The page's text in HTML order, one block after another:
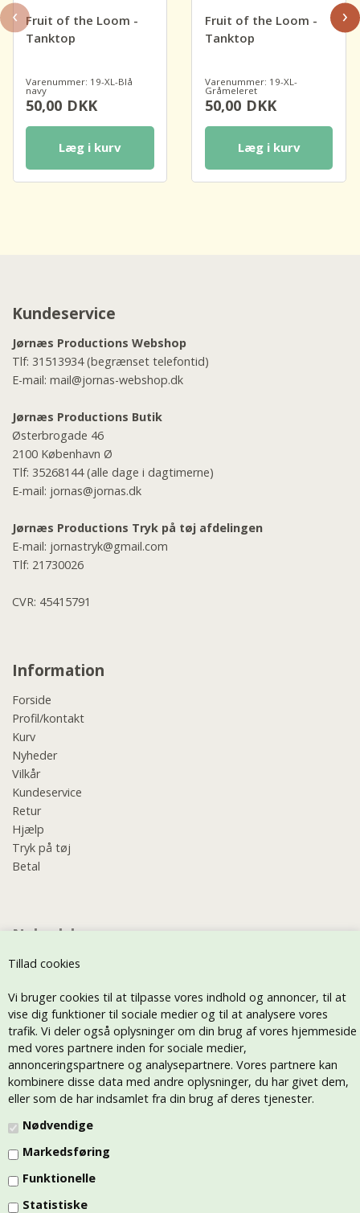
Tillad cookies
Vi bruger cookies til at tilpasse vores indhold og annoncer, til at
vise dig funktioner til sociale medier og til at analysere vores
trafik. Vi deler også oplysninger om din brug af vores hjemmeside
med vores partnere inden for sociale medier,
annonceringspartnere og analysepartnere. Vores partnere kan
kombinere disse data med andre oplysninger, du har givet dem,
eller som de har indsamlet fra din brug af deres tjenester.
Nødvendige
Markedsføring
Funktionelle
Statistiske
Fruit of the Loom -
Tanktop
Varenummer: 19-XL-Blå
navy
50,00DKK
Læg i kurv
Fruit of the Loom -
Tanktop
Varenummer: 19-XL-
Gråmeleret
50,00DKK
Læg i kurv
‹ ›
Kundeservice
Jørnæs Productions Webshop
Tlf: 31513934(begrænset telefontid)
E-mail: mail@jornas-webshop.dk
Jørnæs Productions Butik
Østerbrogade 46
2100 København Ø
Tlf: 35268144(alle dage i dagtimerne)
E-mail: jornas@jornas.dk
Jørnæs Productions Tryk på tøj afdelingen
E-mail: jornastryk@gmail.com
Tlf: 21730026
CVR: 45415791
Information
Forside
Profil/kontakt
Kurv
Nyheder
Vilkår
Kundeservice
Retur
Hjælp
Tryk på tøj
Betal
Nyhedsbrev